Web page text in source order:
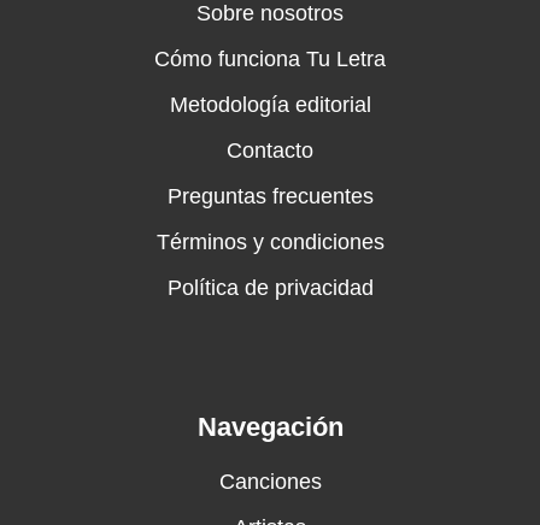
Sobre nosotros
Cómo funciona Tu Letra
Metodología editorial
Contacto
Preguntas frecuentes
Términos y condiciones
Política de privacidad
Navegación
Canciones